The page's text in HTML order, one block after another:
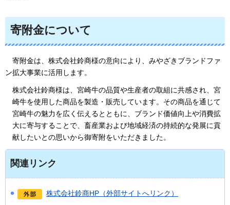
寄附金について
寄附金は、株式会社鈴商様の意向により、みやざきブランドファ
ン拡大事業に活用します。
株式会社鈴商様は、宮崎牛の品質や生産者の取組に共感され、宮
崎牛を使用した商品を製造・販売しています。その商品を通じて
宮崎牛の魅力を広く伝えるとともに、ブランド価値向上や消費拡
大に寄与することで、畜産業および地域経済の持続的な発展に貢
献したいとの思いから御寄附をいただきました。
関連リンク
株式会社鈴商HP（外部サイトへリンク）